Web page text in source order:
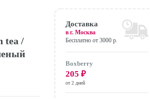
tea /
Доставка
в г.Москва
Бесплатно от 3000 р.
Boxberry
205 ₽
от 2 дней